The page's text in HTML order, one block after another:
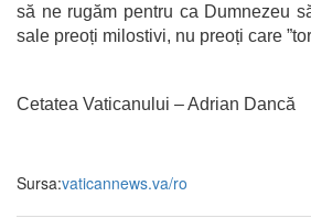
să ne rugăm pentru ca Dumnezeu
sale preoți milostivi, nu preoți care
Cetatea Vaticanului – Adrian Dancă
Sursa:vaticannews.va/ro